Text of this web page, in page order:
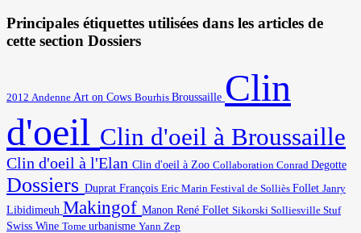
Principales étiquettes utilisées dans les articles de
cette section Dossiers
2012 Andenne Art on Cows Bourhis Broussaille Clin
d'oeil Clin d'oeil à Broussaille
Clin d'oeil à l'Elan Clin d'oeil à Zoo Collaboration Conrad Degotte
Dossiers Duprat François Eric Marin Festival de Solliès Follet Janry
Libidimeuh Makingof Manon René Follet Sikorski Solliesville Stuf
Swiss Wine Tome urbanisme Yann Zep